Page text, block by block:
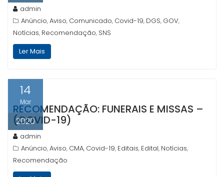
admin
Anúncio,Aviso, Comunicado, Covid-19, DGS, GOV,
Notícias, Recomendação, SNS
Ler Mais
14
Mar
2020
RECOMENDAÇÃO: FUNERAIS E MISSAS –
(COVID-19)
admin
Anúncio,Aviso, CMA, Covid-19, Editais, Edital, Notícias,
Recomendação